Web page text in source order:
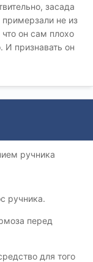
засада
не из
он сам плохо
И признавать он
ручника
ручника.
перед
для того